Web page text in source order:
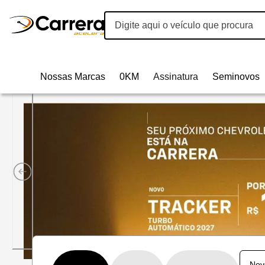
Nossas Marcas 0KM Assinatura Seminovos
Carrera Acelera Veículos |